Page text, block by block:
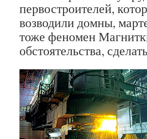
первостроителей,
возводили домны,
тоже феномен
обстоятельства,